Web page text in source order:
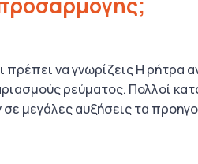
να γνωρίζεις Η ρήτρα
ρεύματος. Πολλοί
μεγάλες αυξήσεις τα